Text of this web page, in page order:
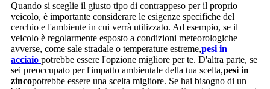
Quando si sceglie il giusto tipo di contrappeso per il proprio
veicolo, è importante considerare le esigenze specifiche del
cerchio e l'ambiente in cui verrà utilizzato. Ad esempio, se il
veicolo è regolarmente esposto a condizioni meteorologiche
avverse, come sale stradale o temperature estreme,pesi in
acciaio potrebbe essere l'opzione migliore per te. D'altra parte, se
sei preoccupato per l'impatto ambientale della tua scelta,pesi in
zincopotrebbe essere una scelta migliore. Se hai bisogno di un